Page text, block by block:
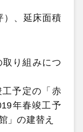
、延床面積
り組みにつ
予定の「赤
年春竣工予
」の建替え